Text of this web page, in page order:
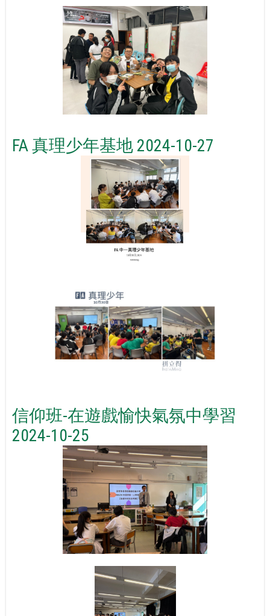
FA 真理少年基地 2024-10-27
信仰班-在遊戲愉快氣氛中學習
2024-10-25